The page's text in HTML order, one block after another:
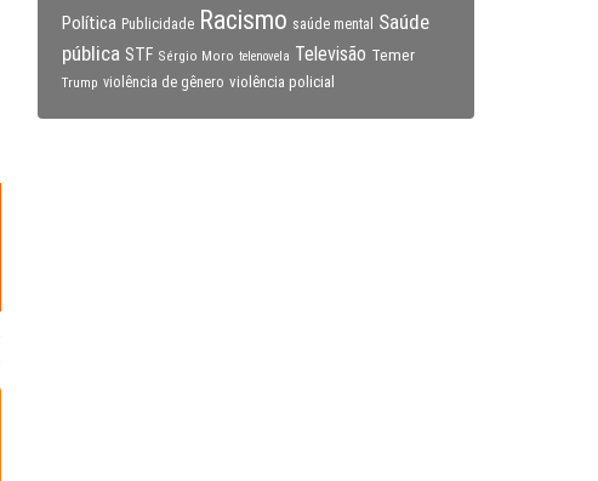
Política Publicidade Racismo saúde mental
Saúde
pública STF Sérgio Moro telenovela Televisão Temer
Trump violência de gênero violência policial